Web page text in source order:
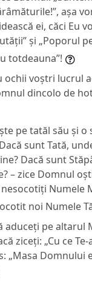
așa
ei, căci Eu
și „Poporul
totdeauna”!
ochii voștri lucrul
dincolo de
pe tatăl său și o
sunt Tată,
Dacă sunt
– zice Domnul
Numele
noi Numele
aduceți pe altarul
ziceți: „Cu ce
„Masa Domnului